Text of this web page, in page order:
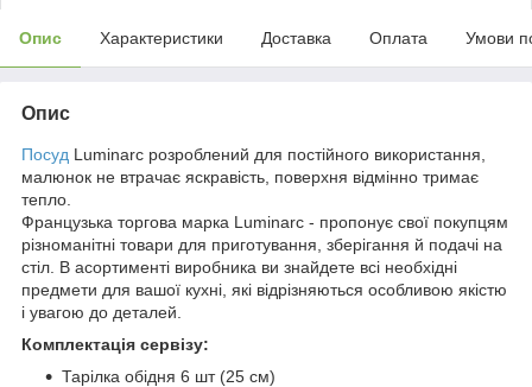
Опис Характеристики Доставка Оплата Умови
Опис
Посуд Luminarc розроблений для постійного використання,
малюнок не втрачає яскравість, поверхня відмінно тримає
тепло.
Французька торгова марка Luminarc - пропонує свої покупцям
різноманітні товари для приготування, зберігання й подачі на
стіл. В асортименті виробника ви знайдете всі необхідні
предмети для вашої кухні, які відрізняються особливою якістю
і увагою до деталей.
Комплектація сервізу:
Тарілка обідня 6 шт (25 см)